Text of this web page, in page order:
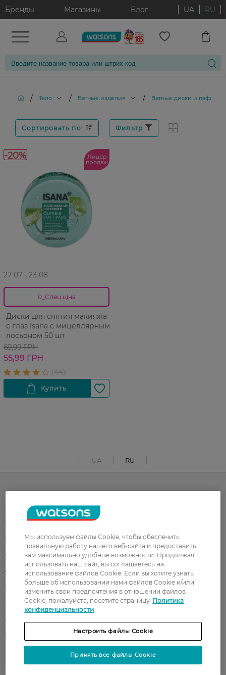
Бренды Магазины Блог UA RU
/ Тело / Ватные изделия / Ватные диски и пафы
Сортировать по: Фильтр
-20% Лидер
продаж
27 07 - 23 08
0_Спец.ціна
Диски для снятия макияжа
с глаз Isana с мицеллярным
лосьоном 50 шт
69,99 ГРН
55,99 ГРН
UA RU
Каталог
Корейская косметика
Парфюмерия Здоровье
Акции Макияж
Лицо Тело
Подарки Детям
Волосы
Аксессуары
Клиентам
Мы используем файлы Cookie, чтобы обеспечить
правильную работу нашего веб-сайта и предоставить
вам максимально удобные возможности. Продолжая
использовать наш сайт, вы соглашаетесь на
использование файлов Cookie. Если вы хотите узнать
больше об использовании нами файлов Cookie и/или
изменить свои предпочтения в отношении файлов
Cookie, пожалуйста, посетите страницу Политика
конфиденциальности
Настроить файлы Cookie
Принять все файлы Cookie